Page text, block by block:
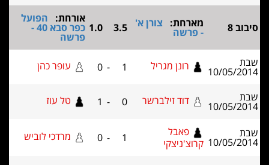
מארחת:צורן א'
- פרשה 3.5
1.0
אורחת:הפועל
כפר סבא 40 -
10/ רונן מגריל 1 עופר כהן
10/ דוד זילברשר 0
- טל עוז
10/ קרוצ'ניצקי
מרדכי לוביש